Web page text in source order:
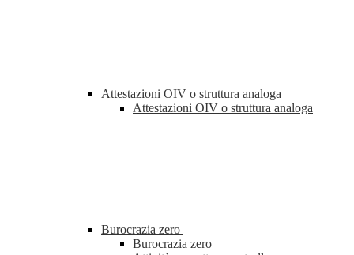
Attestazioni OIV o struttura analoga
Attestazioni OIV o struttura analoga
Burocrazia zero
Burocrazia zero